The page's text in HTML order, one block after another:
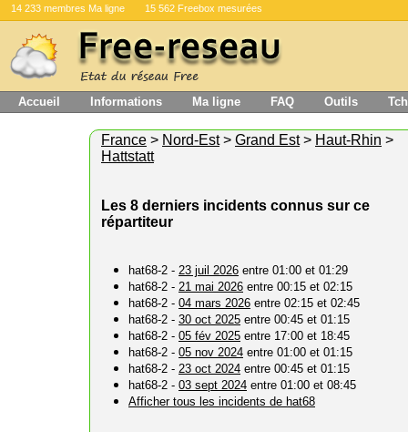
14 233 membres Ma ligne 15 562 Freebox mesurées
Accueil Informations Ma ligne FAQ Outils
France > Nord-Est> Grand Est> Haut-Rhin >
Hattstatt
Les 8 derniers incidents connus sur ce
répartiteur
hat68-2 - 23 juil 2026 entre 01:00 et 01:29
hat68-2 - 21 mai 2026 entre 00:15 et 02:15
hat68-2 - 04 mars 2026 entre 02:15 et 02:45
hat68-2 - 30 oct 2025 entre 00:45 et 01:15
hat68-2 - 05 fév 2025 entre 17:00 et 18:45
hat68-2 - 05 nov 2024 entre 01:00 et 01:15
hat68-2 - 23 oct 2024 entre 00:45 et 01:15
hat68-2 - 03 sept 2024 entre 01:00 et 08:45
Afficher tous les incidents de hat68